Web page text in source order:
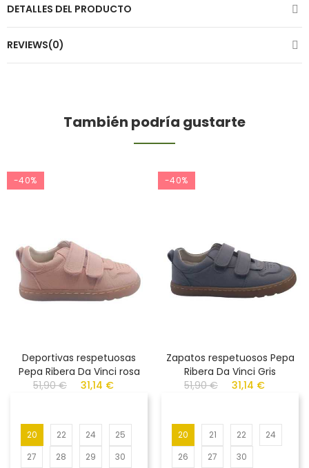
DETALLES DEL PRODUCTO
REVIEWS(0)
También podría gustarte
-40%
Deportivas respetuosas
Pepa Ribera Da Vinci rosa
51,90 €
31,14 €
20 22 24
25
27
28 29 30
-40%
Zapatos respetuosos Pepa
Ribera Da Vinci Gris
51,90 €
31,14 €
20 21 22
24
26
27 30